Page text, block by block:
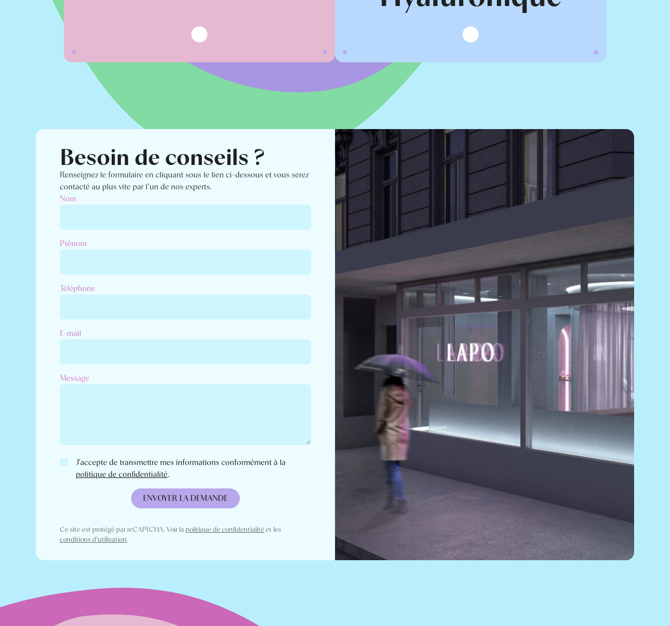
Besoin de conseils ?
Renseignez le formulaire en cliquant sous le lien ci-dessous et vous serez
contacté au plus vite par l’un de nos experts.
Nom
Prénom
Téléphone
E-mail
Message
J'accepte de transmettre mes informations conformément à la
politique de confidentialité.
ENVOYER LA DEMANDE
Ce site est protégé par reCAPTCHA. Voir la politique de confidentialitéet les
conditions d'utilisation.